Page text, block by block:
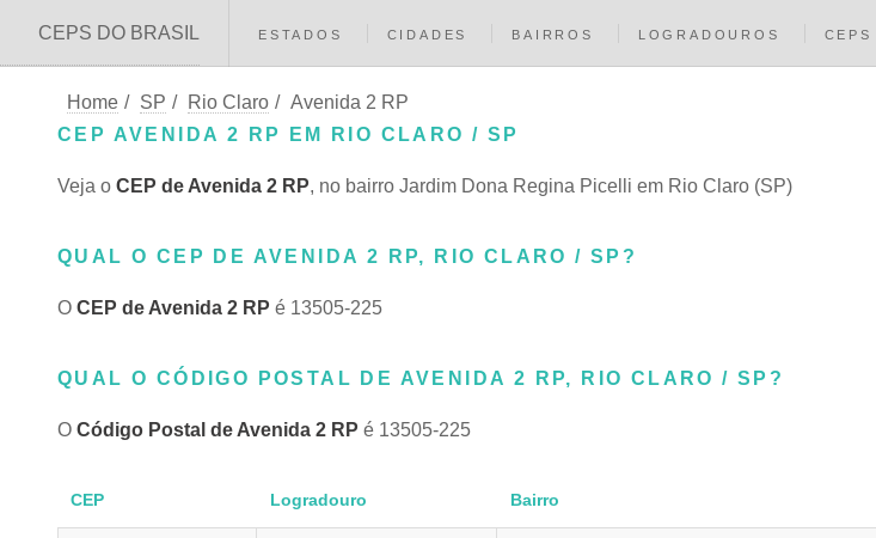
CEPS DO BRASIL ESTADOS CIDADES BAIRROS LOGRADOUROS CEPS
Home / SP / Rio Claro / Avenida 2 RP
CEP AVENIDA 2 RP EM RIO CLARO / SP
Veja o CEP de Avenida 2 RP, no bairro Jardim Dona Regina Picelli em Rio Claro (SP)
QUAL O CEP DE AVENIDA 2 RP, RIO CLARO / SP?
O CEP de Avenida 2 RP é 13505-225
QUAL O CÓDIGO POSTAL DE AVENIDA 2 RP, RIO CLARO / SP?
O Código Postal de Avenida 2 RP é 13505-225
CEP Logradouro Bairro